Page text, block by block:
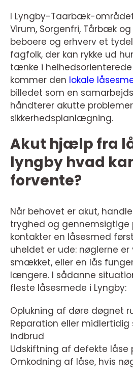
I Lyngby-Taarbæk-
Virum, Sorgenfri, Tårbæk
beboere og erhverv et
fagfolk, der kan rykke ud
tænke i helhedsorienterede
kommer den lokale
billedet som en
håndterer akutte
sikkerhedsplanlægning.
Akut hjælp fra
lyngby hvad
forvente?
Når behovet er akut,
tryghed og gennemsigtige
kontakter en låsesmed
uheldet er ude: nøglerne
smækket, eller en lås
længere. I sådanne
fleste låsesmede i Lyngby:
Oplukning af døre døgnet
Reparation eller midlertidig
indbrud
Udskiftning af defekte låse
Omkodning af låse, hvis